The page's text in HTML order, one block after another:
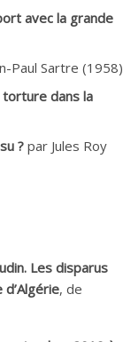
avec la grande
Paul Sartre (1958)
torture dans la
? par Jules Roy
Les disparus
, de